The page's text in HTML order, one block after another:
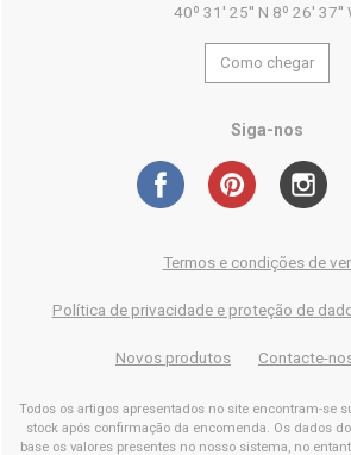
40º 31' 25'' N 8º 26' 37''
Como chegar
Siga-nos
Termos e condições de
Política de privacidade e proteção de
Novos produtos Contacte-
Todos os artigos apresentados no site encontram-se
stock após confirmação da encomenda. Os dados
base os valores presentes no nosso sistema, no